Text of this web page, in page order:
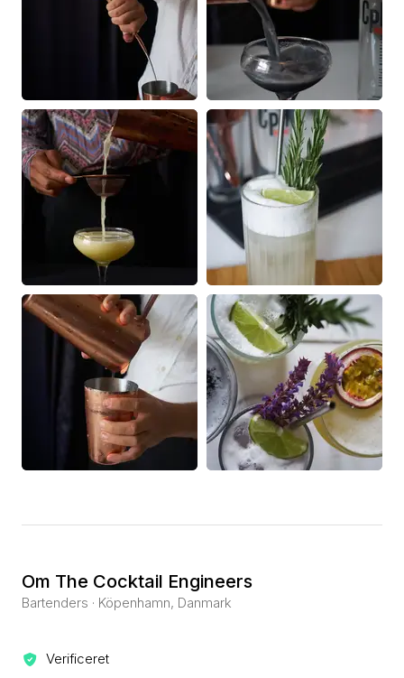
Om The Cocktail Engineers
Bartenders · Köpenhamn, Danmark
Verificeret